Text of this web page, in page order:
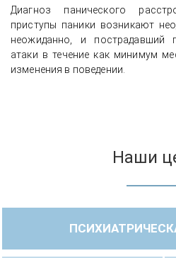
Диагноз панического
приступы паники возникают
неожиданно, и пострадавший
атаки в течение как минимум
изменения в поведении.
Наши